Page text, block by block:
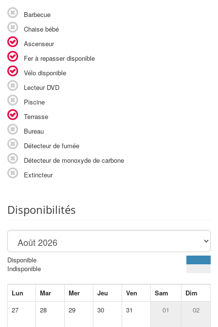
Barbecue
Chaise bébé
Ascenseur
Fer à repasser disponible
Vélo disponible
Lecteur DVD
Piscine
Terrasse
Bureau
Détecteur de fumée
Détecteur de monoxyde de carbone
Extincteur
Disponibilités
Disponible
Indisponible
Lun Mar Mer Jeu Ven Sam
Dim
27
28 29 30 31 01 02